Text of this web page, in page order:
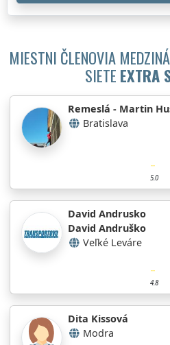
MIESTNI ČLENOVIA
SIETE EXTRA
Remeslá - Martin
Bratislava
5.0
David Andrusko
David Andruško
Veľké Leváre
4.8
Dita Kissová
Modra